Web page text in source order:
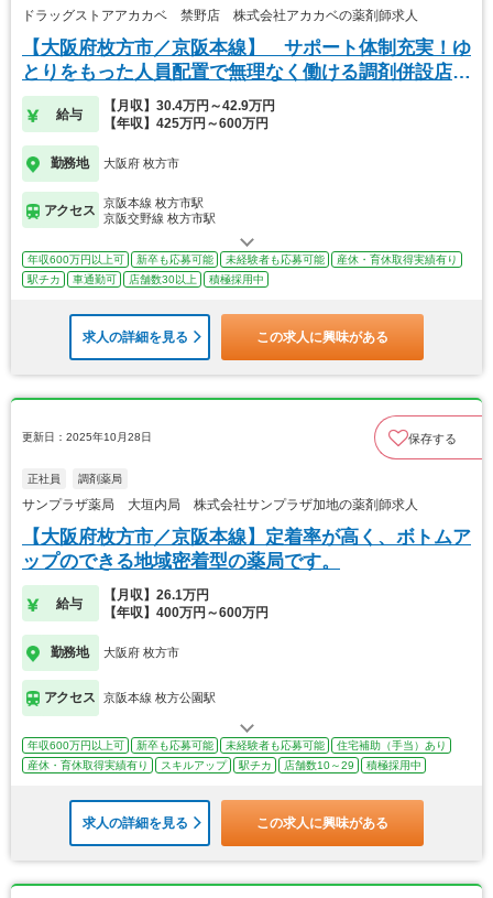
ドラッグストアアカカベ 禁野店 株式会社アカカベの薬剤師求人
【大阪府枚方市／京阪本線】 サポート体制充実！ゆ
とりをもった人員配置で無理なく働ける調剤併設店で
す。
給与
【月収】30.4万円～42.9万円
【年収】425万円～600万円
勤務地 大阪府 枚方市
アクセス
京阪本線 枚方市駅
京阪交野線 枚方市駅
年収600万円以上可 新卒も応募可能 未経験者も応募可能
産休・育休取得実績有り
駅チカ
車通勤可 店舗数30以上 積極採用中
求人の詳細を見る この求人に興味がある
更新日：2025年10月28日 保存する
正社員 調剤薬局
サンプラザ薬局 大垣内局 株式会社サンプラザ加地の薬剤師求人
【大阪府枚方市／京阪本線】定着率が高く、ボトムア
ップのできる地域密着型の薬局です。
給与
【月収】26.1万円
【年収】400万円～600万円
勤務地 大阪府 枚方市
アクセス 京阪本線 枚方公園駅
年収600万円以上可 新卒も応募可能 未経験者も応募可能
住宅補助（手当）あり
産休・育休取得実績有り
スキルアップ 駅チカ 店舗数10～29 積極採用中
求人の詳細を見る この求人に興味がある